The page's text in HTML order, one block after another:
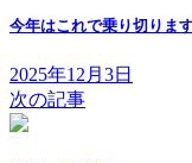
2025年12月3日
次の記事